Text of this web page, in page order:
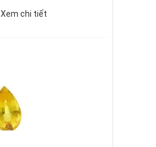
Xem chi tiết